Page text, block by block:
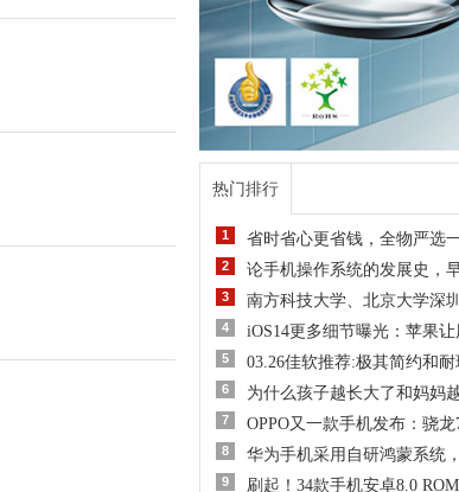
热门排行
1 省时省心更省钱，全物严选
2 论手机操作系统的发展史，
3 南方科技大学、北京大学深
4 iOS14更多细节曝光：苹果
5 03.26佳软推荐:极其简约和
6 为什么孩子越长大了和妈妈
7 OPPO又一款手机发布：骁
8 华为手机采用自研鸿蒙系统
9 刷起！34款手机安卓8.0